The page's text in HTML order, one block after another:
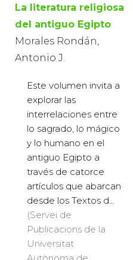
La literatura religiosa
del antiguo Egipto
Morales Rondán,
Antonio J.
Este volumen invita a
explorar las
interrelaciones entre
lo sagrado, lo mágico
y lo humano en el
antiguo Egipto a
través de catorce
artículos que abarcan
desde los Textos d...
(Servei de
Publicacions de la
Universitat